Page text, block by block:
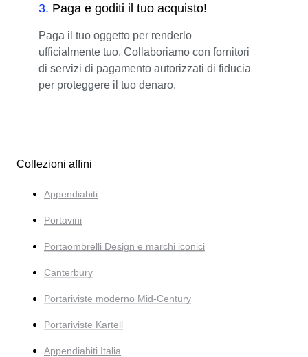
3. Paga e goditi il tuo acquisto!
Paga il tuo oggetto per renderlo
ufficialmente tuo. Collaboriamo con fornitori
di servizi di pagamento autorizzati di fiducia
per proteggere il tuo denaro.
Collezioni affini
Appendiabiti
Portavini
Portaombrelli Design e marchi iconici
Canterbury
Portariviste moderno Mid-Century
Portariviste Kartell
Appendiabiti Italia